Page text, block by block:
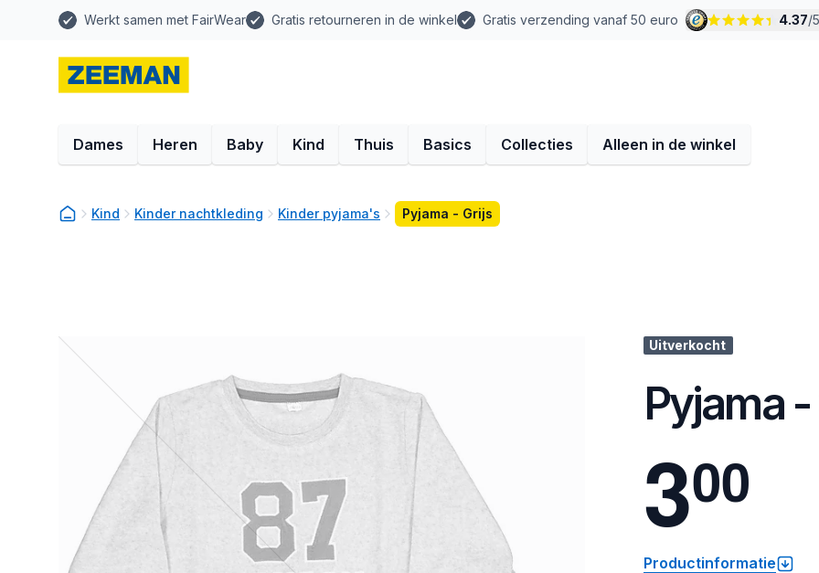
Werkt samen met FairWear Gratis retourneren in de winkel Gratis verzending vanaf 50 euro 4.37/
Dames Heren Baby Kind Thuis Basics Collecties Alleen in de winkel
Kind Kinder nachtkleding Kinder pyjama's Pyjama - Grijs
Uitverkocht
Pyjama
300
Productinformatie